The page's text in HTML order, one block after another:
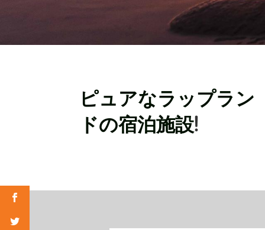
ピュアなラップラン
ドの宿泊施設!